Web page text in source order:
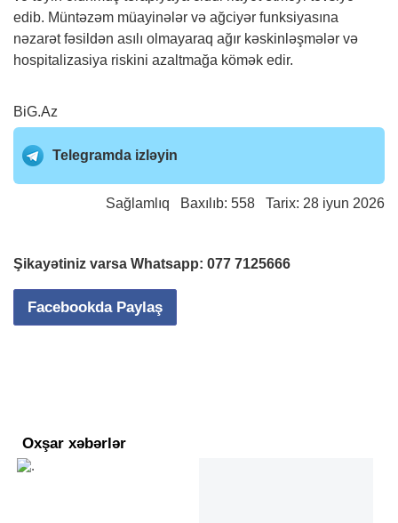
edib. Müntəzəm müayinələr və ağciyər funksiyasına
nəzarət fəsildən asılı olmayaraq ağır kəskinləşmələr və
hospitalizasiya riskini azaltmağa kömək edir.
BiG.Az
Telegramda izləyin
Sağlamlıq Baxılıb: 558 Tarix: 28 iyun 2026
Şikayətiniz varsa Whatsapp: 077 7125666
Facebookda Paylaş
Oxşar xəbərlər